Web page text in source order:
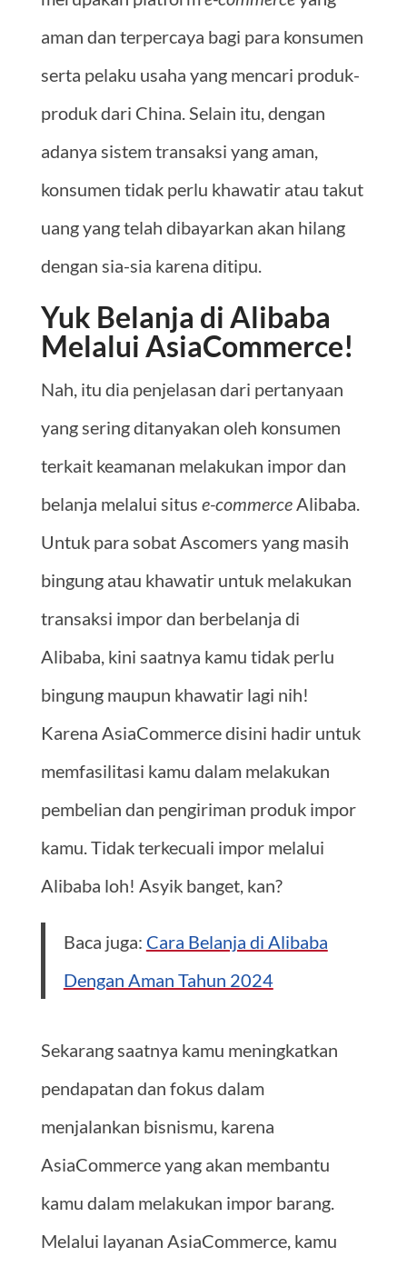
aman dan terpercaya bagi para konsumen
serta pelaku usaha yang mencari produk-
produk dari China. Selain itu, dengan
adanya sistem transaksi yang aman,
konsumen tidak perlu khawatir atau takut
uang yang telah dibayarkan akan hilang
dengan sia-sia karena ditipu.
Yuk Belanja di Alibaba
Melalui AsiaCommerce!
Nah, itu dia penjelasan dari pertanyaan
yang sering ditanyakan oleh konsumen
terkait keamanan melakukan impor dan
belanja melalui situs e-commerceAlibaba.
Untuk para sobat Ascomers yang masih
bingung atau khawatir untuk melakukan
transaksi impor dan berbelanja di
Alibaba, kini saatnya kamu tidak perlu
bingung maupun khawatir lagi nih!
Karena AsiaCommerce disini hadir untuk
memfasilitasi kamu dalam melakukan
pembelian dan pengiriman produk impor
kamu. Tidak terkecuali impor melalui
Alibaba loh! Asyik banget, kan?
Baca juga: Cara Belanja di Alibaba
Dengan Aman Tahun 2024
Sekarang saatnya kamu meningkatkan
pendapatan dan fokus dalam
menjalankan bisnismu, karena
AsiaCommerce yang akan membantu
kamu dalam melakukan impor barang.
Melalui layanan AsiaCommerce, kamu